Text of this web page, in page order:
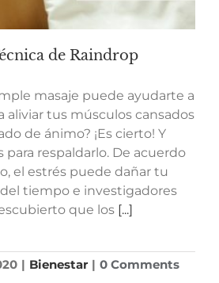
de Raindrop
masaje puede ayudarte a
aliviar tus músculos cansados
de ánimo? ¡Es cierto! Y
respaldarlo. De acuerdo
el estrés puede dañar tu
tiempo e investigadores
que los [...]
| Bienestar | 0 Comments